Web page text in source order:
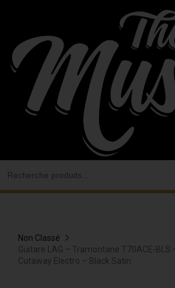
contenu
Non Classé
Guitare LAG – Tramontane T70ACE-
Cutaway Electro – Black Satin